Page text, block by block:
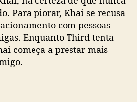
Para piorar, Khai se recusa
com pessoas
Enquanto Third tenta
começa a prestar mais